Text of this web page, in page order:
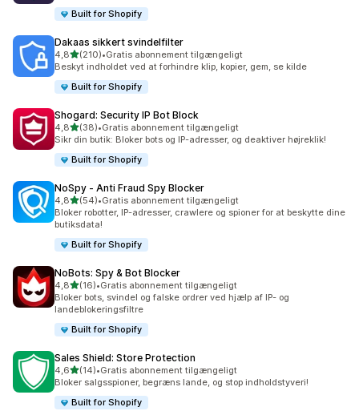
Built for Shopify
Dakaas sikkert svindelfilter
4,8ud af 5 stjerner
(210)
210 anmeldelser i alt
•Gratis abonnement tilgængeligt
Beskyt indholdet ved at forhindre klip, kopier, gem, se kilde
Built for Shopify
Shogard: Security IP Bot Block
4,8ud af 5 stjerner
(38)
38 anmeldelser i alt
•Gratis abonnement tilgængeligt
Sikr din butik: Bloker bots og IP-adresser, og deaktiver højreklik!
Built for Shopify
NoSpy ‑ Anti Fraud Spy Blocker
4,8ud af 5 stjerner
(54)
54 anmeldelser i alt
•Gratis abonnement tilgængeligt
Bloker robotter, IP-adresser, crawlere og spioner for at beskytte dine
butiksdata!
Built for Shopify
NoBots: Spy & Bot Blocker
4,8ud af 5 stjerner
(16)
16 anmeldelser i alt
•Gratis abonnement tilgængeligt
Bloker bots, svindel og falske ordrer ved hjælp af IP- og
landeblokeringsfiltre
Built for Shopify
Sales Shield: Store Protection
4,6ud af 5 stjerner
(14)
14 anmeldelser i alt
•Gratis abonnement tilgængeligt
Bloker salgsspioner, begræns lande, og stop indholdstyveri!
Built for Shopify